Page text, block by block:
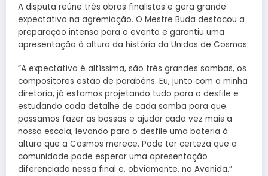
A disputa reúne três obras finalistas e gera grande
expectativa na agremiação. O Mestre Buda destacou a
preparação intensa para o evento e garantiu uma
apresentação à altura da história da Unidos de Cosmos:
“A expectativa é altíssima, são três grandes sambas, os
compositores estão de parabéns. Eu, junto com a minha
diretoria, já estamos projetando tudo para o desfile e
estudando cada detalhe de cada samba para que
possamos fazer as bossas e ajudar cada vez mais a
nossa escola, levando para o desfile uma bateria à
altura que a Cosmos merece. Pode ter certeza que a
comunidade pode esperar uma apresentação
diferenciada nessa final e, obviamente, na Avenida.”